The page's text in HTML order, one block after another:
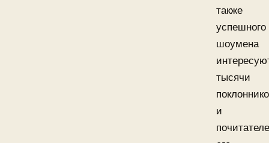
также
успешного
шоумена
тысячи
и